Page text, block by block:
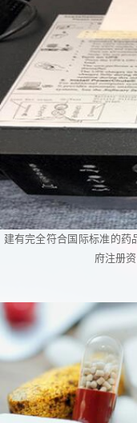
建有完全符合国际标准的药
府注册